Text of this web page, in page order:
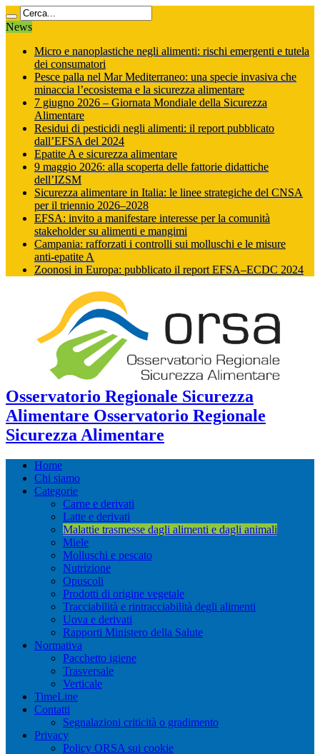
News
Micro e nanoplastiche negli alimenti: rischi emergenti e tutela
dei consumatori
Pesce palla nel Mar Mediterraneo: una specie invasiva che
minaccia l’ecosistema e la sicurezza alimentare
7 giugno 2026 – Giornata Mondiale della Sicurezza
Alimentare
Residui di pesticidi negli alimenti: il report pubblicato
dall’EFSA del 2024
Epatite A e sicurezza alimentare
9 maggio 2026: alla scoperta delle fattorie didattiche
dell’IZSM
Sicurezza alimentare in Italia: le linee strategiche del CNSA
per il triennio 2026–2028
EFSA: invito a manifestare interesse per la comunità
stakeholder su alimenti e mangimi
Campania: rafforzati i controlli sui molluschi e le misure
anti‑epatite A
Zoonosi in Europa: pubblicato il report EFSA–ECDC 2024
Osservatorio Regionale Sicurezza
Alimentare Osservatorio Regionale
Sicurezza Alimentare
Home
Chi siamo
Categorie
Carne e derivati
Latte e derivati
Malattie trasmesse dagli alimenti e dagli animali
Miele
Molluschi e pescato
Nutrizione
Opuscoli
Prodotti di origine vegetale
Tracciabilità e rintracciabilità degli alimenti
Uova e derivati
Rapporti Ministero della Salute
Normativa
Pacchetto igiene
Trasversale
Verticale
TimeLine
Contatti
Segnalazioni criticità o gradimento
Privacy
Policy ORSA sui cookie